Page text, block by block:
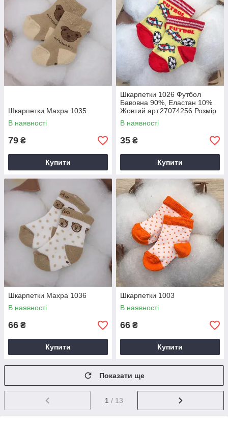
Шкарпетки Махра 1035
В наявності
79 ₴
Купити
Шкарпетки 1026 Футбол
Бавовна 90%, Еластан 10%
Жовтий арт.27074256 Розмір
6-8(р)
В наявності
35 ₴
Купити
Шкарпетки Махра 1036
В наявності
66 ₴
Купити
Шкарпетки 1003
В наявності
66 ₴
Купити
Показати ще
1 / 13